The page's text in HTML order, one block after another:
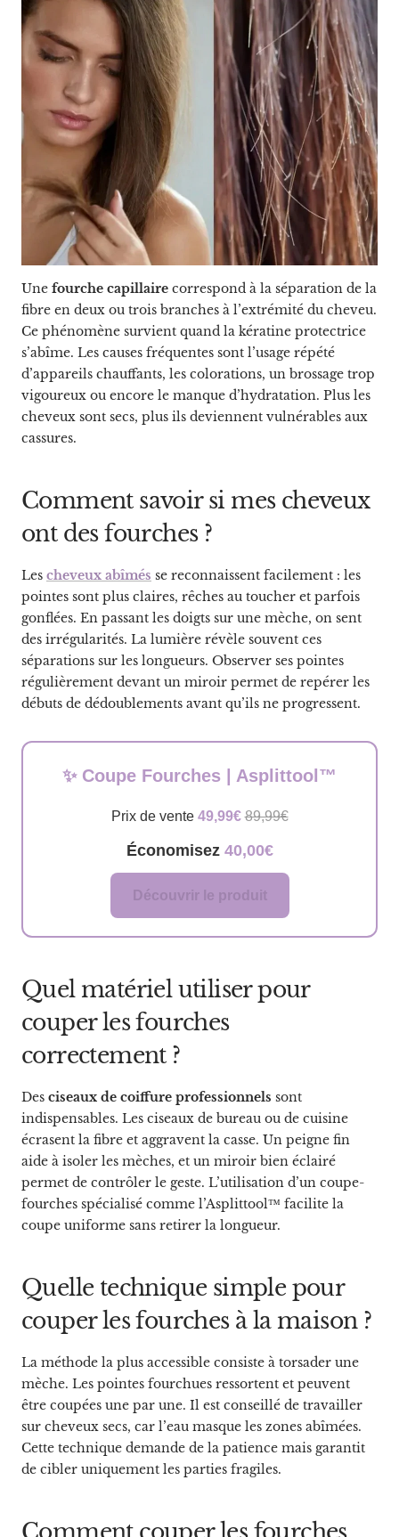
Une fourche capillaire correspond à la séparation de la
fibre en deux ou trois branches à l’extrémité du cheveu.
Ce phénomène survient quand la kératine protectrice
s’abîme. Les causes fréquentes sont l’usage répété
d’appareils chauffants, les colorations, un brossage trop
vigoureux ou encore le manque d’hydratation. Plus les
cheveux sont secs, plus ils deviennent vulnérables aux
cassures.
Comment savoir si mes cheveux
ont des fourches ?
Les cheveux abîmés se reconnaissent facilement : les
pointes sont plus claires, rêches au toucher et parfois
gonflées. En passant les doigts sur une mèche, on sent
des irrégularités. La lumière révèle souvent ces
séparations sur les longueurs. Observer ses pointes
régulièrement devant un miroir permet de repérer les
débuts de dédoublements avant qu’ils ne progressent.
✨ Coupe Fourches | Asplittool™
Prix de vente 49,99€ 89,99€
Économisez 40,00€
Découvrir le produit
Quel matériel utiliser pour
couper les fourches
correctement ?
Des ciseaux de coiffure professionnels sont
indispensables. Les ciseaux de bureau ou de cuisine
écrasent la fibre et aggravent la casse. Un peigne fin
aide à isoler les mèches, et un miroir bien éclairé
permet de contrôler le geste. L’utilisation d’un coupe-
fourches spécialisé comme l’Asplittool™ facilite la
coupe uniforme sans retirer la longueur.
Quelle technique simple pour
couper les fourches à la maison ?
La méthode la plus accessible consiste à torsader une
mèche. Les pointes fourchues ressortent et peuvent
être coupées une par une. Il est conseillé de travailler
sur cheveux secs, car l’eau masque les zones abîmées.
Cette technique demande de la patience mais garantit
de cibler uniquement les parties fragiles.